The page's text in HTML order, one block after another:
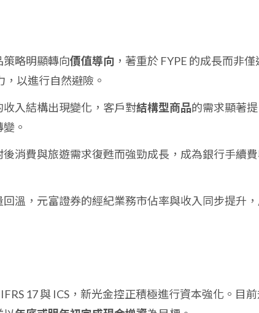
策略明顯轉向價值導向 ，著重於 FYPE 的成長而非僅
以進行自然避險。
收入結構出現變化，客戶對結構型商品的需求顯著提
。
後消費與旅遊需求復甦而強勁成長，成為銀行手續
回溫，元富證券的經紀業務市佔率與收入同步提升
17 與 ICS，新光金控正積極進行資本強化。目